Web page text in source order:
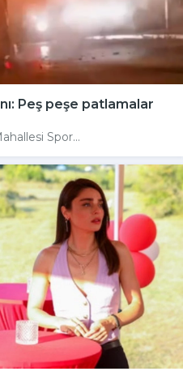
Peş peşe patlamalar
Spor...